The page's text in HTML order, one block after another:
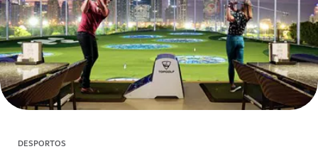
DESPORTOS